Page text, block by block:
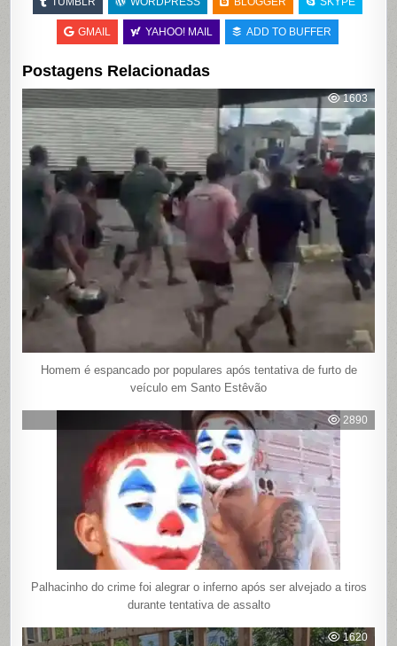
GMAIL YAHOO! MAIL ADD TO BUFFER
Postagens Relacionadas
1603
Homem é espancado por populares após tentativa de furto de
veículo em Santo Estêvão
2890
Palhacinho do crime foi alegrar o inferno após ser alvejado a tiros
durante tentativa de assalto
1620